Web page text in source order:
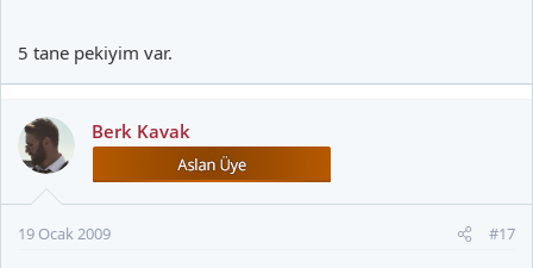
5 tane pekiyim var.
Berk Kavak
19 Ocak 2009 #17